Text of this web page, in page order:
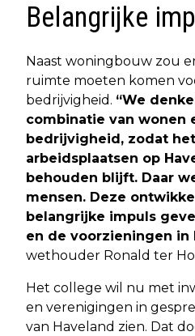
Belangrijke
Naast woningbouw zou
ruimte moeten komen
bedrijvigheid. “We
combinatie van wonen
bedrijvigheid, zodat
arbeidsplaatsen op
behouden blijft. Daar
mensen. Deze
belangrijke impuls
en de voorzieningen in
wethouder Ronald ter
Het college wil nu met
en verenigingen in
van Haveland zien. Dat